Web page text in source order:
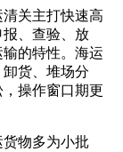
关主打快速高
、查验、放
的特性。海运
货、堆场分
操作窗口期更
物多为小批